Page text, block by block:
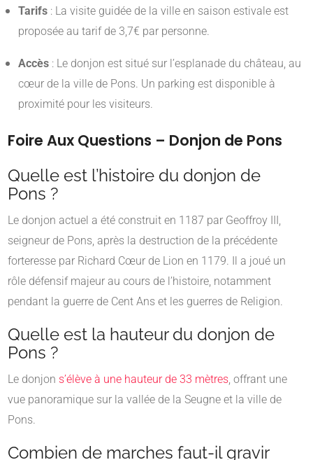
Tarifs : La visite guidée de la ville en saison estivale est
proposée au tarif de 3,7€ par personne.
Accès : Le donjon est situé sur l’esplanade du château, au
cœur de la ville de Pons. Un parking est disponible à
proximité pour les visiteurs.
Foire Aux Questions – Donjon de Pons
Quelle est l’histoire du donjon de
Pons ?
Le donjon actuel a été construit en 1187 par Geoffroy III,
seigneur de Pons, après la destruction de la précédente
forteresse par Richard Cœur de Lion en 1179. Il a joué un
rôle défensif majeur au cours de l’histoire, notamment
pendant la guerre de Cent Ans et les guerres de Religion.
Quelle est la hauteur du donjon de
Pons ?
Le donjon s’élève à une hauteur de 33 mètres , offrant une
vue panoramique sur la vallée de la Seugne et la ville de
Pons.
Combien de marches faut-il gravir